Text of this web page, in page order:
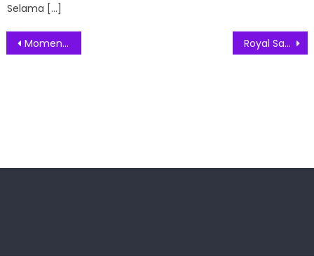
Selama […]
Post
Momen Pergantian Tahun di Aston Bogor Royal Safari Garden Selenggarakan CSR 2022